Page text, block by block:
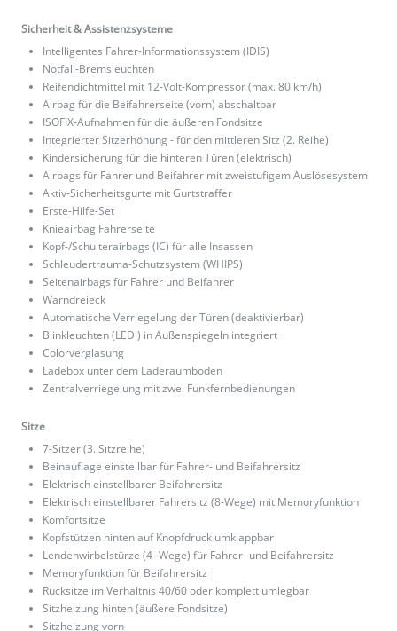
Sicherheit & Assistenzsysteme
Intelligentes Fahrer-Informationssystem (IDIS)
Notfall-Bremsleuchten
Reifendichtmittel mit 12-Volt-Kompressor (max. 80 km/h)
Airbag für die Beifahrerseite (vorn) abschaltbar
ISOFIX-Aufnahmen für die äußeren Fondsitze
Integrierter Sitzerhöhung - für den mittleren Sitz (2. Reihe)
Kindersicherung für die hinteren Türen (elektrisch)
Airbags für Fahrer und Beifahrer mit zweistufigem Auslösesystem
Aktiv-Sicherheitsgurte mit Gurtstraffer
Erste-Hilfe-Set
Knieairbag Fahrerseite
Kopf-/Schulterairbags (IC) für alle Insassen
Schleudertrauma-Schutzsystem (WHIPS)
Seitenairbags für Fahrer und Beifahrer
Warndreieck
Automatische Verriegelung der Türen (deaktivierbar)
Blinkleuchten (LED ) in Außenspiegeln integriert
Colorverglasung
Ladebox unter dem Laderaumboden
Zentralverriegelung mit zwei Funkfernbedienungen
Sitze
7-Sitzer (3. Sitzreihe)
Beinauflage einstellbar für Fahrer- und Beifahrersitz
Elektrisch einstellbarer Beifahrersitz
Elektrisch einstellbarer Fahrersitz (8-Wege) mit Memoryfunktion
Komfortsitze
Kopfstützen hinten auf Knopfdruck umklappbar
Lendenwirbelstürze (4 -Wege) für Fahrer- und Beifahrersitz
Memoryfunktion für Beifahrersitz
Rücksitze im Verhältnis 40/60 oder komplett umlegbar
Sitzheizung hinten (äußere Fondsitze)
Sitzheizung vorn